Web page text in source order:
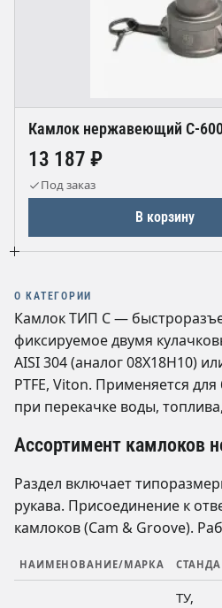
Камлок нержавеющий С-
13 187 ₽
Под заказ
В корзину
О КАТЕГОРИИ
Камлок ТИП C —
фиксируемое двумя
AISI 304 (аналог 08Х18Н10)
PTFE, Viton. Применяется
при перекачке воды,
Ассортимент камлоков
Раздел включает
рукава. Присоединение к
камлоков (Cam & Groove).
НАИМЕНОВАНИЕ/МАРКА
ТУ,